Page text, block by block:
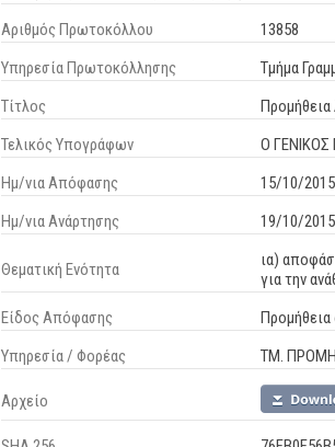
Αριθμός Πρωτοκόλλου
13858
Υπηρεσία Πρωτοκόλλησης
Τμήμα
Τίτλος
Προμήθεια
Τελικός Υπογράφων
Ο
Ημ/νια Απόφασης
15/10/2015
Ημ/νια Ανάρτησης
19/10/
Θεματική Ενότητα
ια)
για την
Είδος Απόφασης
Υπηρεσία / Φορέας
ΤΜ.
Αρχείο